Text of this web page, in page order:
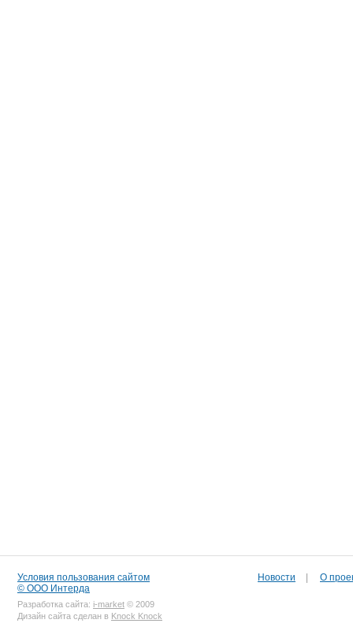
Условия пользования сайтом
© ООО Интерда
Разработка сайта: i-market © 2009
Дизайн сайта сделан в Knock Knock
Новости О